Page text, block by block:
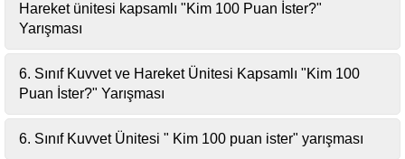
Hareket ünitesi kapsamlı "Kim 100 Puan İster?"
Yarışması
6. Sınıf Kuvvet ve Hareket Ünitesi Kapsamlı "Kim 100
Puan İster?" Yarışması
6. Sınıf Kuvvet Ünitesi " Kim 100 puan ister" yarışması